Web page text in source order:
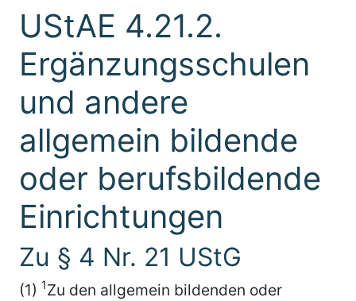
UStAE 4.21.2.
Ergänzungsschulen
und andere
allgemein bildende
oder berufsbildende
Einrichtungen
Zu § 4 Nr. 21 UStG
(1) 1Zu den allgemein bildenden oder